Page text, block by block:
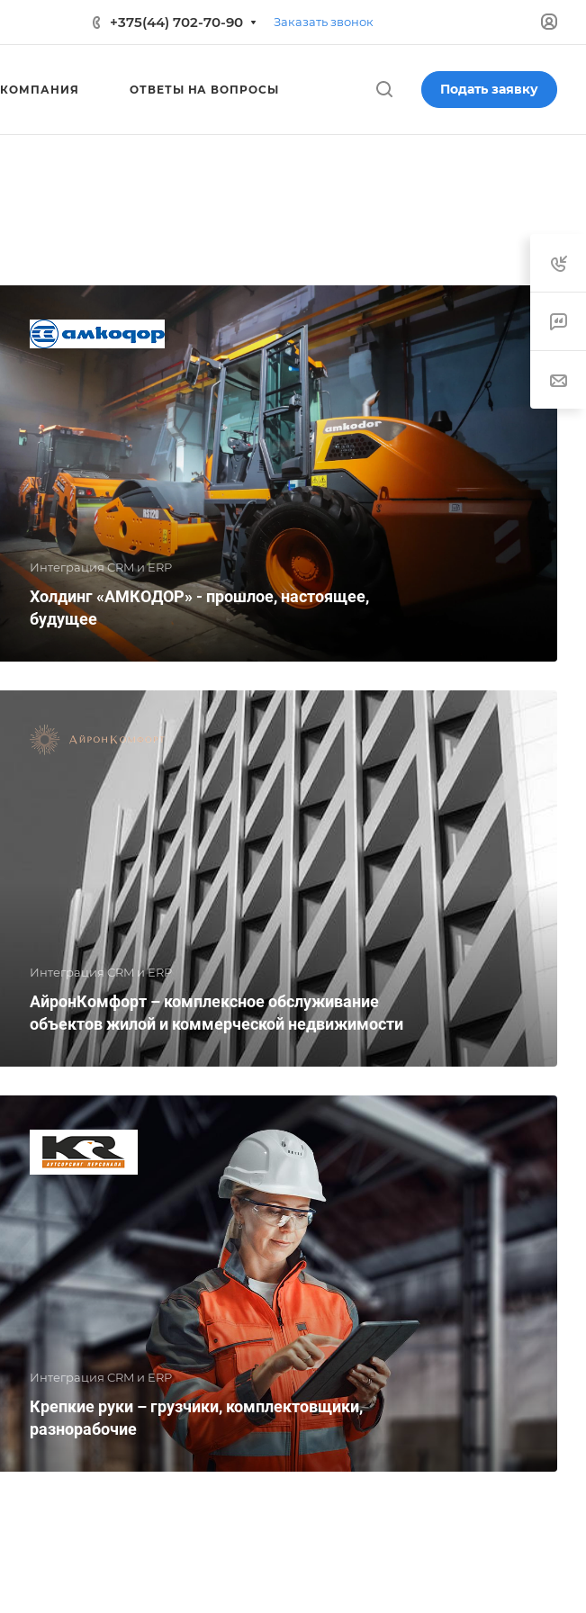
+375(44) 702-70-90 Заказать звонок
КОМПАНИЯ ОТВЕТЫ НА ВОПРОСЫ Подать заявку
Интеграция CRM и ERP
Холдинг «АМКОДОР» - прошлое, настоящее,
будущее
Интеграция CRM и ERP
АйронКомфорт – комплексное обслуживание
объектов жилой и коммерческой недвижимости
Интеграция CRM и ERP
Крепкие руки – грузчики, комплектовщики,
разнорабочие